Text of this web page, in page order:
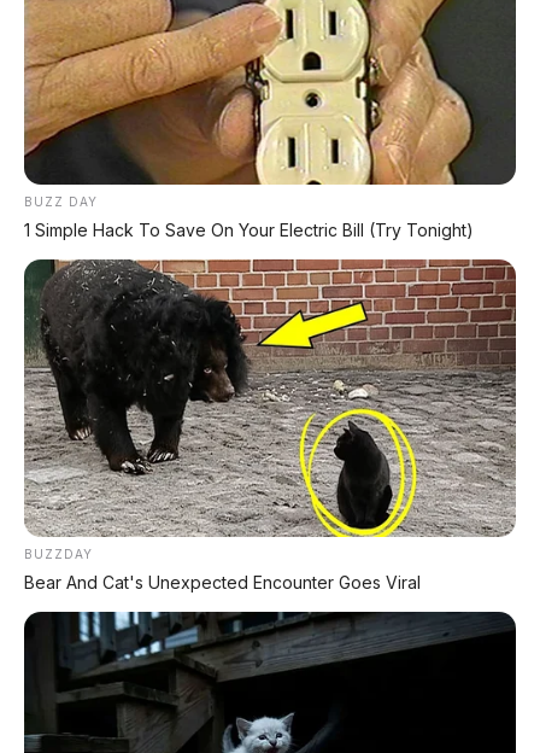
Hongqi HS7 PHEV 2026: SUV
Premium 6/7 Kursi
dengan Range 1.102 Km
dan 6,8 Detik, Harga Mulai
Rp623 Juta
GWM Souo S2000: Motor
Mewah 2.000 cc Flat-8,
Siap Goyang Honda Gold
Wing
Toyota Land Cruiser FJ
Resmi Meluncur di GIIAS
2026: SUV Tangguh Ikonik
dengan Harga Mulai Rp1,3
Miliar
GAC Trumpchi Yue 7: SUV
Off-Road PHEV Boxy Alias
Defender Siap Meluncur
Tidak ada komentar:
Posting Komentar
BUZZ DAY
1 Simple Hack To Save On Your Electric Bill (Try Tonight)
BUZZDAY
Bear And Cat's Unexpected Encounter Goes Viral